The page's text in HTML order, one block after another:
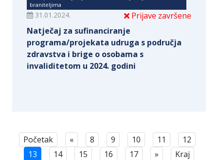
braniteljima
Prijave završene
31.01.2024.
Natječaj za sufinanciranje
programa/projekata udruga s područja
zdravstva i brige o osobama s
invaliditetom u 2024. godini
Početak « 8 9 10 11
12
13
14 15 16 17 »
Kraj